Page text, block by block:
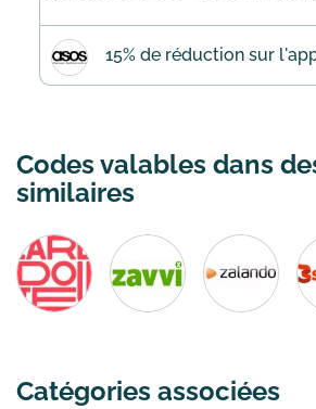
15% de réduction sur
Codes valables dans
similaires
Catégories associées